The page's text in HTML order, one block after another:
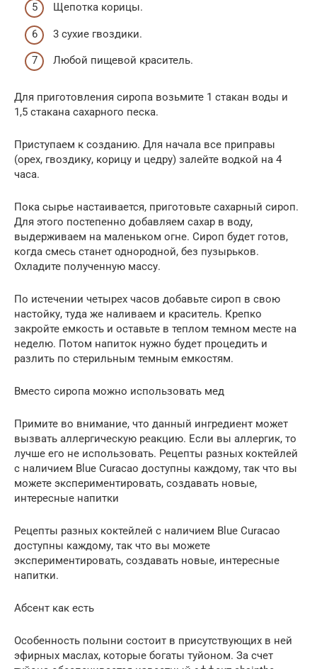
Щепотка корицы.
3 сухие гвоздики.
Любой пищевой краситель.
Для приготовления сиропа возьмите 1 стакан воды и
1,5 стакана сахарного песка.
Приступаем к созданию. Для начала все приправы
(орех, гвоздику, корицу и цедру) залейте водкой на 4
часа.
Пока сырье настаивается, приготовьте сахарный сироп.
Для этого постепенно добавляем сахар в воду,
выдерживаем на маленьком огне. Сироп будет готов,
когда смесь станет однородной, без пузырьков.
Охладите полученную массу.
По истечении четырех часов добавьте сироп в свою
настойку, туда же наливаем и краситель. Крепко
закройте емкость и оставьте в теплом темном месте на
неделю. Потом напиток нужно будет процедить и
разлить по стерильным темным емкостям.
Вместо сиропа можно использовать мед
Примите во внимание, что данный ингредиент может
вызвать аллергическую реакцию. Если вы аллергик, то
лучше его не использовать. Рецепты разных коктейлей
с наличием Blue Curacao доступны каждому, так что вы
можете экспериментировать, создавать новые,
интересные напитки
Рецепты разных коктейлей с наличием Blue Curacao
доступны каждому, так что вы можете
экспериментировать, создавать новые, интересные
напитки.
Абсент как есть
Особенность полыни состоит в присутствующих в ней
эфирных маслах, которые богаты туйоном. За счет